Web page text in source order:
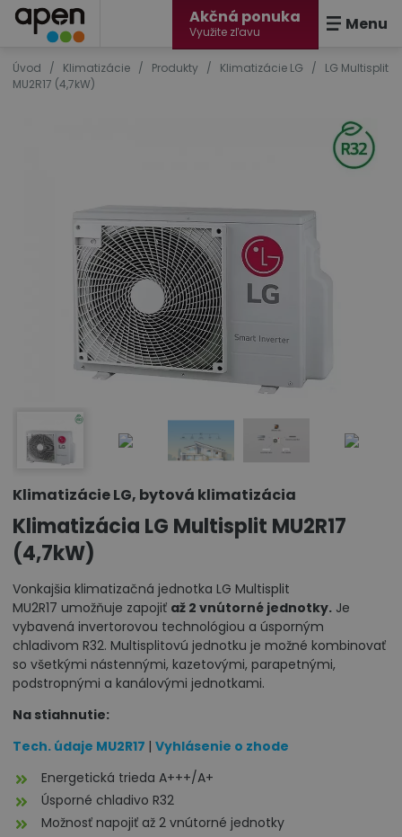
Akčná ponuka
Využite zľavu Menu
Úvod / Klimatizácie / Produkty / Klimatizácie LG /
LG Multisplit
MU2R17 (4,7kW)
Klimatizácie LG, bytová klimatizácia
Klimatizácia LG Multisplit MU2R17
(4,7kW)
Vonkajšia klimatizačná jednotka LG Multisplit
MU2R17 umožňuje zapojiť až 2 vnútorné jednotky. Je
vybavená invertorovou technológiou a úsporným
chladivom R32. Multisplitovú jednotku je možné kombinovať
so všetkými nástennými, kazetovými, parapetnými,
podstropnými a kanálovými jednotkami.
Na stiahnutie:
Tech. údaje MU2R17 | Vyhlásenie o zhode
Energetická trieda A+++/A+
Úsporné chladivo R32
Možnosť napojiť až 2 vnútorné jednotky